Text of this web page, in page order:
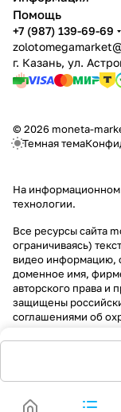
Помощь
+7 (987) 139-69-69
г. Казань, ул.
© 2026 moneta-
Темная тема
На
технологии.
Все ресурсы сайта
ограничиваясь)
видео информацию,
доменное имя,
авторского права и
защищены
соглашениями об